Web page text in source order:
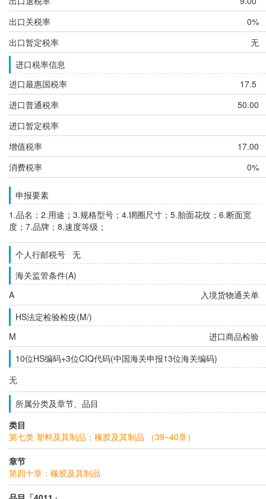
出口关税率
0%
出口暂定税率
无
进口税率信息
进口最惠国税率
17.5
进口普通税率
50.00
进口暂定税率
增值税率
17.00
消费税率
0%
申报要素
1.品名；2.用途；3.规格型号；4.辋圈尺寸； 5.胎面花纹；6.断面宽
度；7.品牌；8.速度等级；
个人行邮税号 无
海关监管条件(A)
A
入境货物通关单
HS法定检验检疫(M/)
M
进口商品检验
10位HS编码+3位CIQ代码(中国海关申报13位海关编码)
无
所属分类及章节、品目
类目
第七类 塑料及其制品；橡胶及其制品 （39~40章）
章节
第四十章：橡胶及其制品